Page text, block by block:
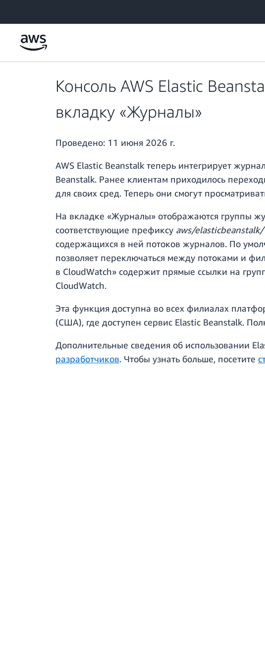
Консоль AWS Elastic
вкладку «Журналы»
Проведено: 11 июня 2026 г.
AWS Elastic Beanstalk теперь интегрирует
Beanstalk. Ранее клиентам приходилось
для своих сред. Теперь они смогут
На вкладке «Журналы» отображаются группы
соответствующие префиксу aws/
содержащихся в ней потоков журналов. По
позволяет переключаться между потоками и
в CloudWatch» содержит прямые ссылки на
CloudWatch.
Эта функция доступна во всех филиалах
(США), где доступен сервис Elastic Beanstalk.
Дополнительные сведения об использовании
разработчиков. Чтобы узнать больше, посетите